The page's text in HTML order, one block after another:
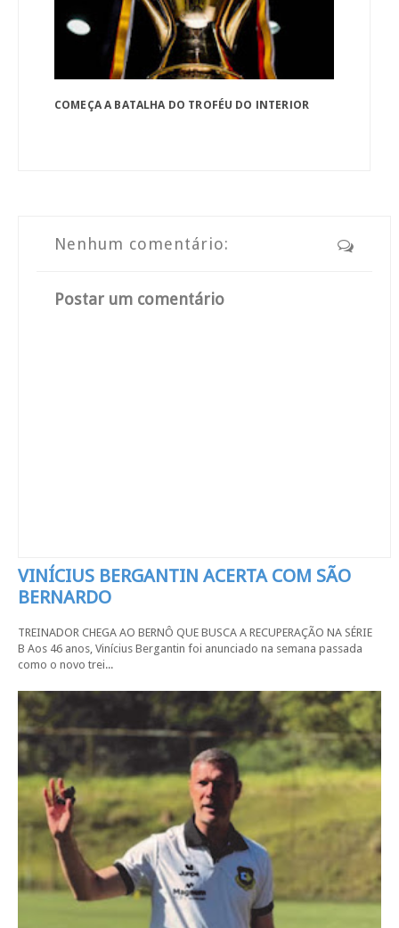
COMEÇA A BATALHA DO TROFÉU DO INTERIOR
Nenhum comentário:
Postar um comentário
VINÍCIUS BERGANTIN ACERTA COM SÃO
BERNARDO
TREINADOR CHEGA AO BERNÔ QUE BUSCA A RECUPERAÇÃO NA SÉRIE
B Aos 46 anos, Vinícius Bergantin foi anunciado na semana passada
como o novo trei...